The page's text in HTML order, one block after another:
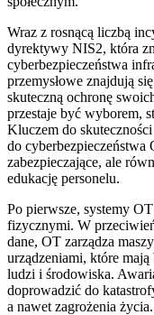
Wraz z rosnącą liczbą
dyrektywy NIS2, która
cyberbezpieczeństwa
przemysłowe znajdują
skuteczną ochronę
przestaje być wyborem,
Kluczem do
do cyberbezpieczeństwa
zabezpieczające, ale
edukację personelu.
Po pierwsze, systemy
fizycznymi. W
dane, OT zarządza
urządzeniami, które
ludzi i środowiska.
doprowadzić do
a nawet zagrożenia życia.